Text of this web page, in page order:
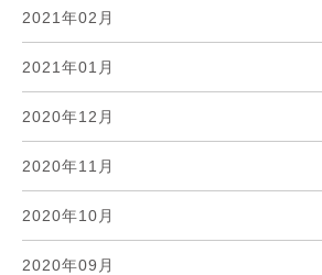
2021年02月
2021年01月
2020年12月
2020年11月
2020年10月
2020年09月